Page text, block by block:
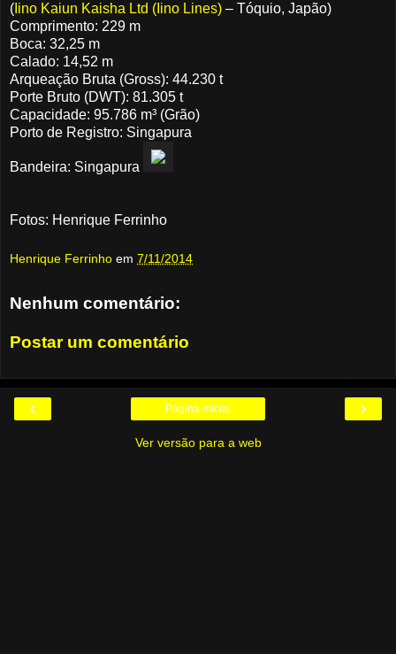
( Iino Kaiun Kaisha Ltd (Iino Lines) – Tóquio, Japão)
Comprimento: 229 m
Boca: 32,25 m
Calado: 14,52 m
Arqueação Bruta (Gross): 44.230 t
Porte Bruto (DWT): 81.305 t
Capacidade: 95.786 m³ (Grão)
Porto de Registro: Singapura
Bandeira: Singapura
Fotos: Henrique Ferrinho
Henrique Ferrinho em 7/11/2014
Nenhum comentário:
Postar um comentário
‹ ›
Página inicial
Ver versão para a web